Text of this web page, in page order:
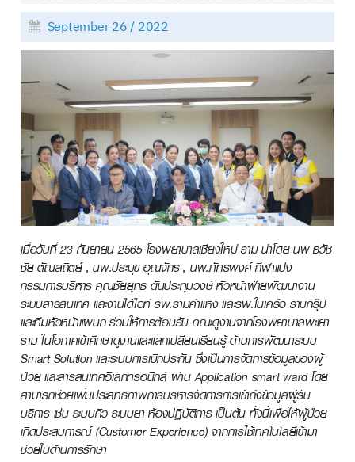
September 26 / 2022
เมื่อวันที่ 23 กันยายน 2565 โรงพยาบาลเชียงใหม่ ราม นำโดย นพ ธวัช
ชัย ตัณสถิตย์ , นพ.ประมุข อุณจักร , นพ.ภัทรพงศ์ กีฬาแปง
กรรมการบริหาร คุณชัยยุทธ ตันประทุมวงษ์ หัวหน้าฝ่ายพัฒนางาน
ระบบสารสนเทศ และงานได้ไอที รพ.รามคำแหง และรพ.ในเครือ รามกรุ๊ป
และทีมหัวหน้าแผนก ร่วมให้การต้อนรับ คณะดูงานจากโรงพยาบาลพะเยา
ราม ในโอกาศเข้าศึกษาดูงานและแลกเปลี่ยนเรียนรู้ ด้านการพัฒนาระบบ
Smart Solution และระบบการเบิกประกันซึ่งเป็นการจัดการข้อมูลของผู้
ป่วย และสารสนเทศอิเลกทรอนิกส์ ผ่าน Application smart ward โดย
สามารถช่วยเพิ่มประสิทธิภาพการบริหารจัดการการเข้าถึงข้อมูลผู้รับ
บริการ เช่น ระบบคิว ระบบยา ห้องปฏิบัติการ เป็นต้นทั้งนี้เพื่อให้ผู้ป่วย
เกิดประสบการณ์ (Customer Experience) จากการใช้เทคโนโลยีเข้ามา
ช่วยในด้านการรักษา